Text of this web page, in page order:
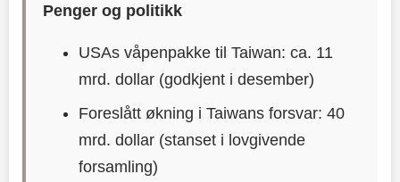
Penger og politikk
USAs våpenpakke til Taiwan: ca. 11
mrd. dollar (godkjent i desember)
Foreslått økning i Taiwans forsvar: 40
mrd. dollar (stanset i lovgivende
forsamling)